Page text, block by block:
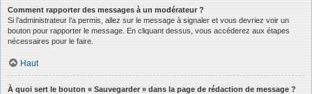
Comment rapporter des messages à un modérateur ?
Si l’administrateur l’a permis, allez sur le message à signaler et vous devriez voir un
bouton pour rapporter le message. En cliquant dessus, vous accéderez aux étapes
nécessaires pour le faire.
Haut
À quoi sert le bouton « Sauvegarder » dans la page de rédaction de message ?